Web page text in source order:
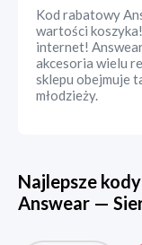
Kod rabatowy
wartości
internet!
akcesoria wielu
sklepu obejmuje
młodzieży.
Najlepsze
Answear —